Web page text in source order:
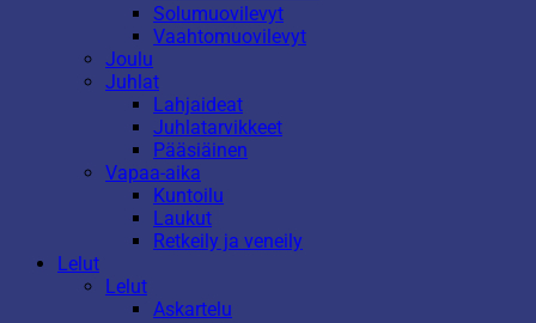
Solumuovilevyt
Vaahtomuovilevyt
Joulu
Juhlat
Lahjaideat
Juhlatarvikkeet
Pääsiäinen
Vapaa-aika
Kuntoilu
Laukut
Retkeily ja veneily
Lelut
Lelut
Askartelu